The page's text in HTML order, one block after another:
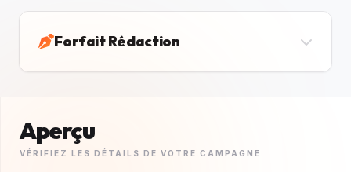
Forfait Rédaction
Aperçu
VÉRIFIEZ LES DÉTAILS DE VOTRE CAMPAGNE